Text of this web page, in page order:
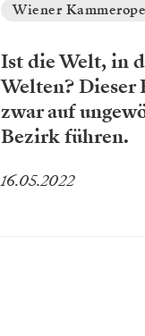
Wiener
Ist die Welt, in
Welten? Dieser
zwar auf
Bezirk führen.
16.05.2022